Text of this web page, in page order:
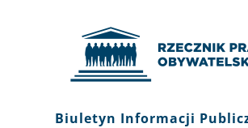
Biuletyn Informacji